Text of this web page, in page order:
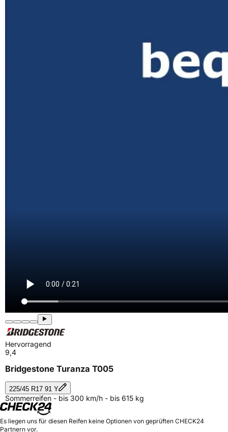
Hervorragend
9,4
Bridgestone Turanza T005
225/45 R17 91 Y
Sommerreifen - bis 300 km/h - bis 615 kg
Es liegen uns für diesen Reifen keine Optionen von geprüften CHECK24
Partnern vor.